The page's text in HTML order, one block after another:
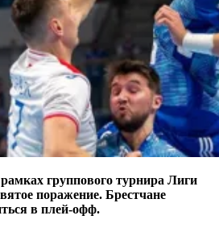
группового турнира Лиги
поражение. Брестчане
в плей-офф.